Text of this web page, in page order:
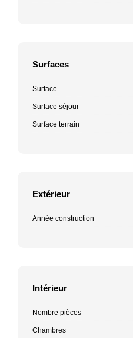
Surfaces
Surface
Surface séjour
Surface terrain
Extérieur
Année construction
Intérieur
Nombre pièces
Chambres